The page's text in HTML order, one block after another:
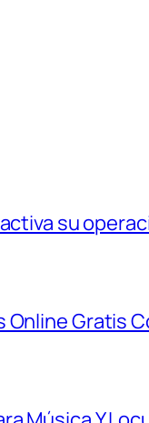
su
Online Gratis